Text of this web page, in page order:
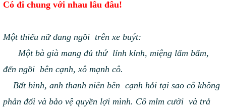
Có đi chung với nhau lâu đâu!
Một thiếu nữ đang ngồi trên xe buýt:
Một bà già mang đủ thứ lỉnh kỉnh, miệng lẩm bẩm,
đến ngồi bên cạnh, xô mạnh cô.
Bất bình, anh thanh niên bên cạnh hỏi tại sao cô không
phản đối và bảo vệ quyền lợi mình. Cô mỉm cười và trả